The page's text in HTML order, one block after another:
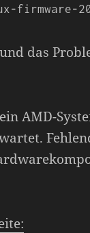
firmware-
das
AMD-